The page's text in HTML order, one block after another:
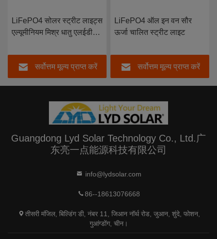
LiFePO4 सोलर स्ट्रीट लाइट्स
एल्यूमीनियम मिश्र धातु एलईडी
सर्वोत्तम मूल्य प्राप्त करें
LiFePO4 ऑल इन वन सौर
ऊर्जा चालित स्ट्रीट लाइट
सर्वोत्तम मूल्य प्राप्त करें
Guangdong Lyd Solar Technology Co., Ltd.广
东亮一点能源科技有限公司
info@lydsolar.com
86--18613076668
तीसरी मंजिल, बिल्डिंग डी, नंबर 11, जिआन नॉर्थ रोड, जुआन, शुंदे, फोशन,
गुआंग्डोंग, चीन।